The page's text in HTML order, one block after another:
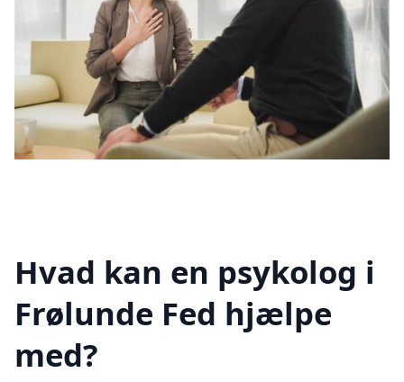
Hvad kan en psykolog i
Frølunde Fed hjælpe
med?